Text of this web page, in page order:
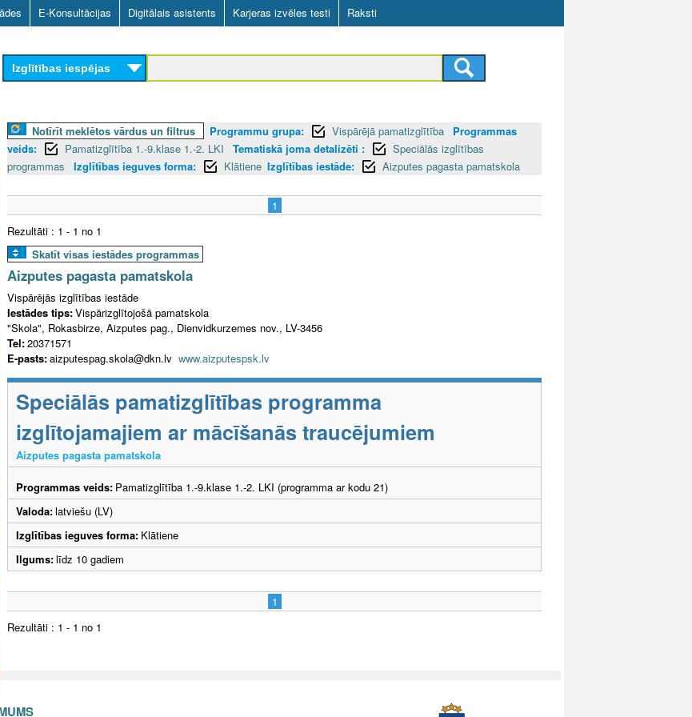
Skip
to
main
content
E-Konsultācijas Digitālais asistents Karjeras izvēles testi Raksti
Izglītības iespējas
Notīrīt meklētos vārdus un filtrus Programmu grupa: Vispārējā pamatizglītība
Programmas
veids:
Pamatizglītība 1.-9.klase 1.-2. LKI Tematiskā joma detalizēti :
Speciālās izglītības
programmas
Izglītības ieguves forma: Klātiene Izglītības iestāde: Aizputes pagasta pamatskola
1
Rezultāti : 1 - 1 no 1
Skatīt visas iestādes programmas
Aizputes pagasta pamatskola
Vispārējās izglītības iestāde
Iestādes tips:Vispārizglītojošā pamatskola
"Skola", Rokasbirze, Aizputes pag., Dienvidkurzemes nov., LV-3456
Tel:20371571
E-pasts:aizputespag.skola@dkn.lv www.aizputespsk.lv
Speciālās pamatizglītības programma
izglītojamajiem ar mācīšanās traucējumiem
Aizputes pagasta pamatskola
Programmas veids: Pamatizglītība 1.-9.klase 1.-2. LKI (programma ar kodu 21)
Valoda:latviešu (LV)
Izglītības ieguves forma: Klātiene
Ilgums:līdz 10 gadiem
1
Rezultāti : 1 - 1 no 1